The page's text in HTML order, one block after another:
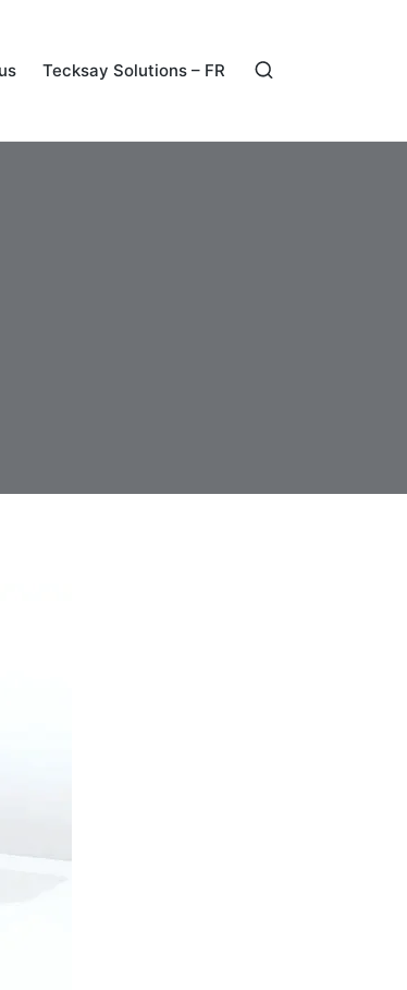
Tecksay Solutions – FR